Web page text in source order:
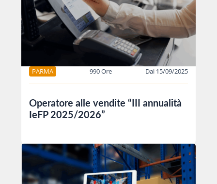
PARMA 990 Ore Dal 15/09/2025
Operatore alle vendite “III annualità
IeFP 2025/2026”